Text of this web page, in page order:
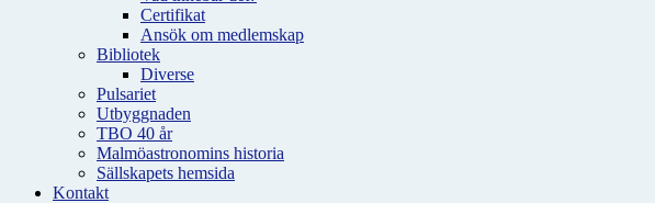
Certifikat
Ansök om medlemskap
Bibliotek
Diverse
Pulsariet
Utbyggnaden
TBO 40 år
Malmöastronomins historia
Sällskapets hemsida
Kontakt